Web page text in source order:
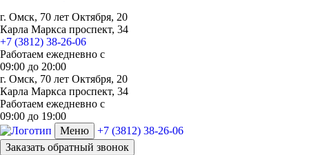
г. Омск, 70 лет Октября, 20
Карла Маркса проспект, 34
+7 (3812) 38-26-06
Работаем ежедневно с
09:00 до 20:00
г. Омск, 70 лет Октября, 20
Карла Маркса проспект, 34
Работаем ежедневно с
09:00 до 19:00
Меню
+7 (3812) 38-26-06
Заказать обратный звонок